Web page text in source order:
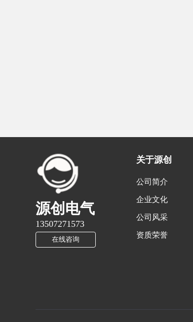
源创电气
13507271573
在线咨询
关于源创
公司简介
企业文化
公司风采
资质荣誉